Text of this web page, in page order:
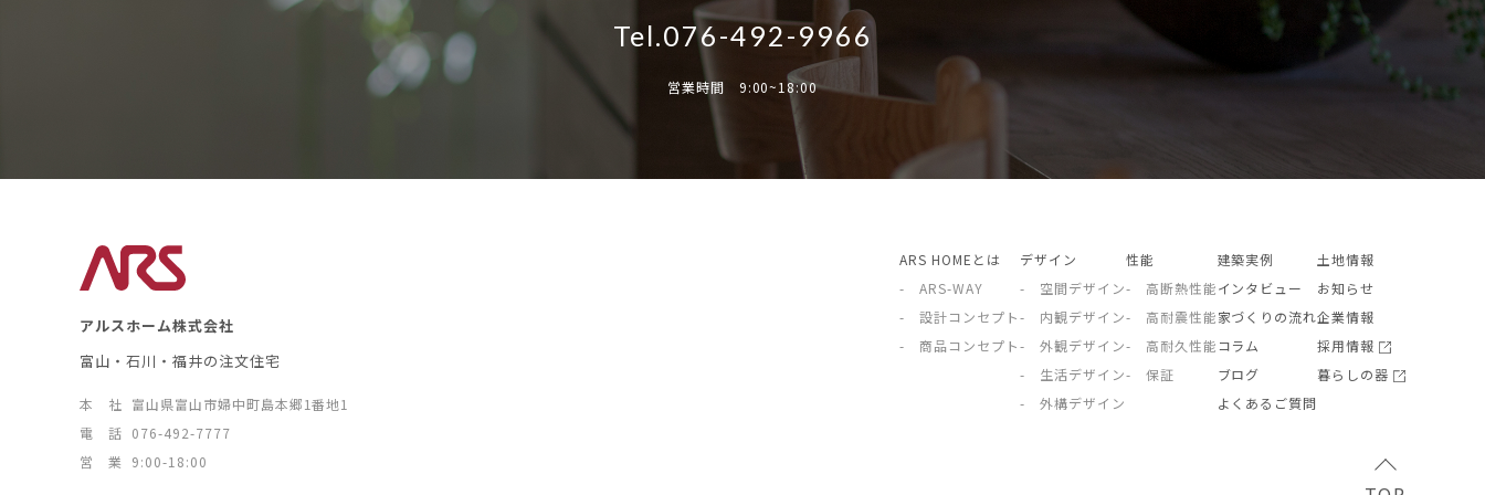
Tel.076-492-9966
営業時間 9:00~18:00
アルスホーム株式会社
富山・石川・福井の注文住宅
本 社 富山県富山市婦中町島本郷1番地1
電 話 076-492-7777
営 業 9:00-18:00
ARS HOMEとは
- ARS-WAY
- 設計コンセプト
- 商品コンセプト
デザイン
- 空間デザイン
- 内観デザイン
- 外観デザイン
- 生活デザイン
- 外構デザイン
性能
- 高断熱性能
- 高耐震性能
- 高耐久性能
- 保証
建築実例
インタビュー
家づくりの流れ
コラム
ブログ
よくあるご質問
土地情報
お知らせ
企業情報
採用情報
暮らしの器